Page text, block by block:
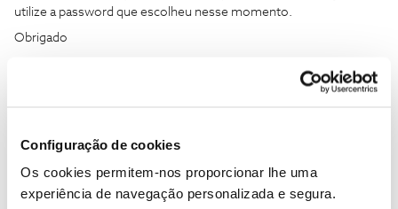
Configuração de cookies
Os cookies permitem-nos proporcionar lhe uma
experiência de navegação personalizada e segura.
utilize a password que escolheu nesse momento.
Obrigado
Ajude a comunidade a encontrar informação relevante. Marque
sempre a par das ultimas novidades.
2 pessoas gostaram